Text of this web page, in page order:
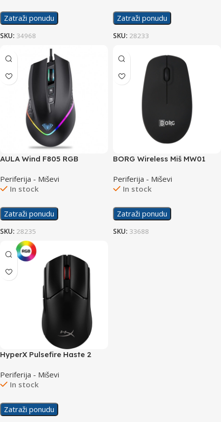
Zatraži ponudu
SKU: 34968
Zatraži ponudu
SKU: 28233
AULA Wind F805 RGB
Periferija - Miševi
In stock
Zatraži ponudu
SKU: 28235
BORG Wireless Miš MW01
Periferija - Miševi
In stock
Zatraži ponudu
SKU: 33688
HyperX Pulsefire Haste 2
6N0B0AA
Periferija - Miševi
In stock
Zatraži ponudu